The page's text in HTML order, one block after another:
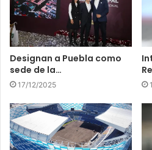
Designan a Puebla como
sede de la…
17/12/2025